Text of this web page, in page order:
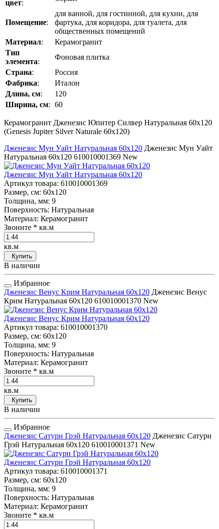
цвет:
Помещение:
для ванной, для гостинной, для кухни, для
фартука, для коридора, для туалета, для
общественных помещений
Материал:
Керамогранит
Тип
элемента:
Фоновая плитка
Страна:
Россия
Фабрика:
Италон
Длина, см:
120
Ширина, см: 60
Керамогранит Дженезис Юпитер Силвер Натуральная 60x120
(Genesis Jupiter Silver Naturale 60x120)
Дженезис Мун Уайт Натуральная 60x120 Дженезис Мун Уайт
Натуральная 60x120 610010001369 New
Дженезис Мун Уайт Натуральная 60x120
Артикул товара: 610010001369
Размер, см: 60x120
Толщина, мм: 9
Поверхность: Натуральная
Материал: Керамогранит
Звоните * кв.м
кв.м
Купить
В наличии
Избранное
Дженезис Венус Крим Натуральная 60x120 Дженезис Венус
Крим Натуральная 60x120 610010001370 New
Дженезис Венус Крим Натуральная 60x120
Артикул товара: 610010001370
Размер, см: 60x120
Толщина, мм: 9
Поверхность: Натуральная
Материал: Керамогранит
Звоните * кв.м
кв.м
Купить
В наличии
Избранное
Дженезис Сатурн Грэй Натуральная 60x120 Дженезис Сатурн
Грэй Натуральная 60x120 610010001371 New
Дженезис Сатурн Грэй Натуральная 60x120
Артикул товара: 610010001371
Размер, см: 60x120
Толщина, мм: 9
Поверхность: Натуральная
Материал: Керамогранит
Звоните * кв.м